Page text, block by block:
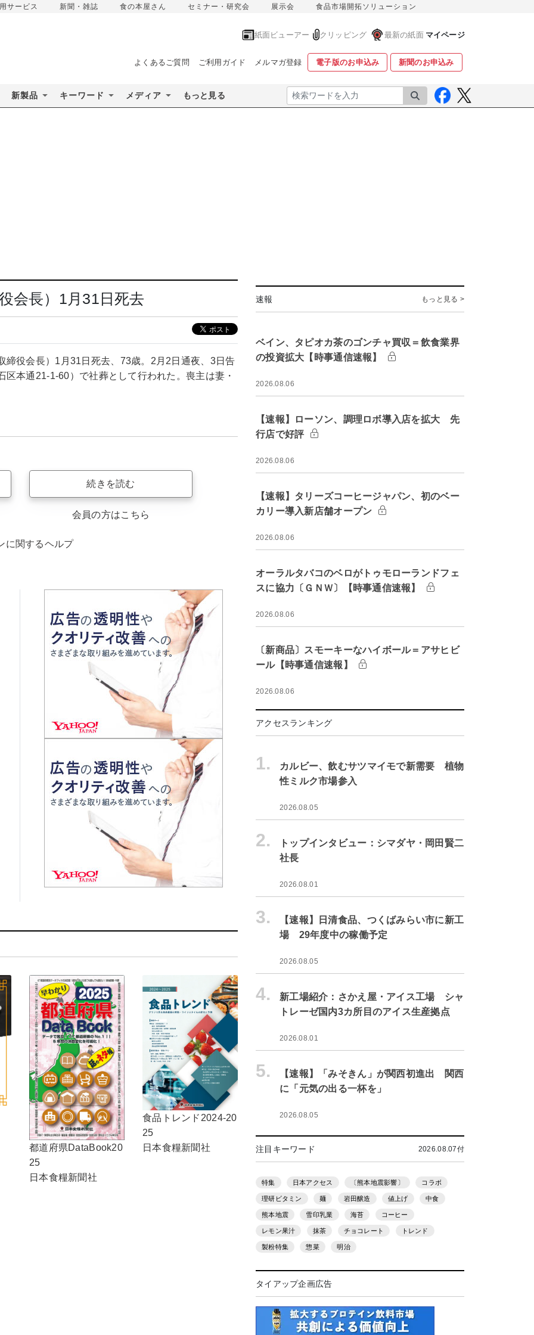
サービス 新聞・雑誌 食の本屋さん セミナー・研究会 展示会 食品市場開拓ソリューション
紙面ビューアー クリッピング 最新の紙面 マイページ
よくあるご質問 ご利用ガイド メルマガ登録 電子版のお申込み 新聞のお申込み
新製品 キーワード メディア もっと見る 検索
会長）1月31日死去
締役会長）1月31日死去、73歳。2月2日通夜、3日告
本通21-1-60）で社葬として行われた。喪主は妻・
続きを読む
会員の方はこちら
に関するヘルプ
都道府県DataBook20
25
日本食糧新聞社
食品トレンド2024-20
25
日本食糧新聞社
速報 もっと見る >
ベイン、タピオカ茶のゴンチャ買収＝飲食業界
の投資拡大【時事通信速報】
2026.08.06
【速報】ローソン、調理ロボ導入店を拡大 先
行店で好評
2026.08.06
【速報】タリーズコーヒージャパン、初のベー
カリー導入新店舗オープン
2026.08.06
オーラルタバコのベロがトゥモローランドフェ
スに協力〔ＧＮＷ〕【時事通信速報】
2026.08.06
〔新商品〕スモーキーなハイボール＝アサヒビ
ール【時事通信速報】
2026.08.06
アクセスランキング
1.
カルビー、飲むサツマイモで新需要 植物
性ミルク市場参入
2026.08.05
2.
トップインタビュー：シマダヤ・岡田賢二
社長
2026.08.01
3.
【速報】日清食品、つくばみらい市に新工
場 29年度中の稼働予定
2026.08.05
4.
新工場紹介：さかえ屋・アイス工場 シャ
トレーゼ国内3カ所目のアイス生産拠点
2026.08.01
5.
【速報】「みそきん」が関西初進出 関西
に「元気の出る一杯を」
2026.08.05
注目キーワード 2026.08.07付
特集 日本アクセス 〔熊本地震影響〕 コラボ
理研ビタミン 麺 岩田醸造 値上げ 中食
熊本地震 雪印乳業 海苔 コーヒー
レモン果汁 抹茶 チョコレート トレンド
製粉特集 惣菜 明治
タイアップ企画広告